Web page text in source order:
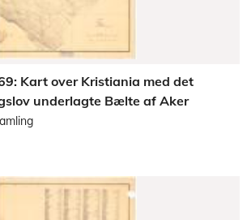
Kart over Kristiania med det
underlagte Bælte af Aker